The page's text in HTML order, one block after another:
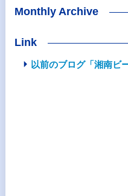
Monthly Archive
Link
以前のブログ「湘南ビ